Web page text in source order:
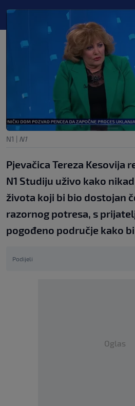
N1 | N1
Pjevačica Tereza Kesovija
N1 Studiju uživo kako
života koji bi bio dostojan
razornog potresa, s
pogođeno područje kako
Podijeli
Oglas